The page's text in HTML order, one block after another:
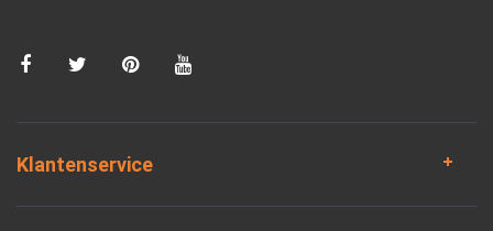
Klantenservice